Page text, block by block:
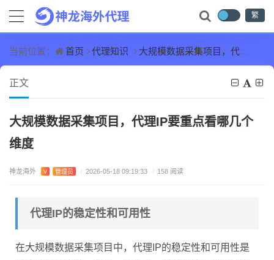
繁
当前位置： 首页 代理知识 大规模数据采集项目，代理IP要重点看哪几个维度
正文
大规模数据采集项目，代理IP要重点看哪几个
维度
神龙海外 V 管理员 / 2026-05-18 09:19:33 / 158 阅读
代理IP的稳定性和可用性
在大规模数据采集项目中，代理IP的稳定性和可用性是